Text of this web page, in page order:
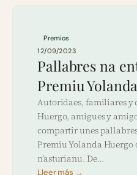
Premios
12/09/2023
Pallabres na
Premiu
Autoridaes, familiares y
Huergo, amigues y
compartir unes
Premiu Yolanda Huergo
n’asturianu. De…
Lleer más →